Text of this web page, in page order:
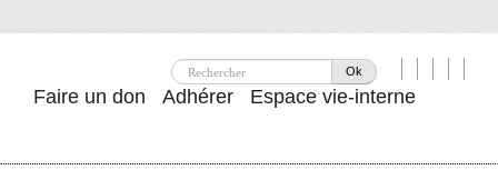
Ok
Faire un don Adhérer Espace vie-interne